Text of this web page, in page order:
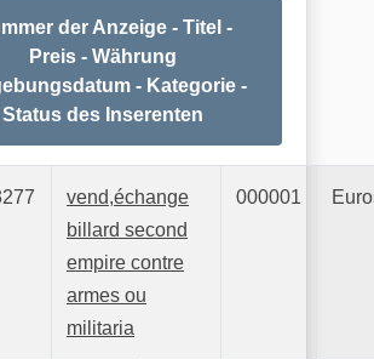
der Anzeige - Titel -
Preis - Währung
- Kategorie -
Status des Inserenten
vend,échange
billard second
empire contre
armes ou
militaria
000001